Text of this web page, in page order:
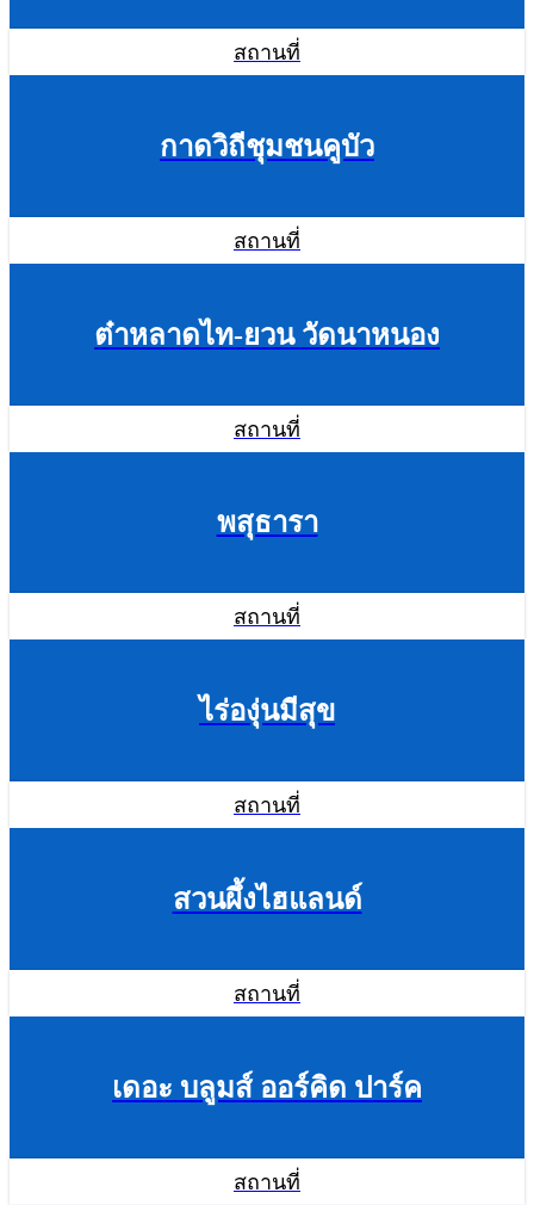
สถานที่
กาดวิถีชุมชนคูบัว
สถานที่
ต๋าหลาดไท-ยวน วัดนาหนอง
สถานที่
พสุธารา
สถานที่
ไร่องุ่นมีสุข
สถานที่
สวนผึ้งไฮแลนด์
สถานที่
เดอะ บลูมส์ ออร์คิด ปาร์ค
สถานที่